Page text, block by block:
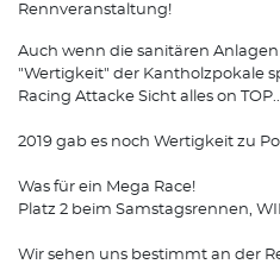
Rennveranstaltung!
Auch wenn die sanitären
"Wertigkeit" der Kantholzpokale
Racing Attacke Sicht alles on
2019 gab es noch Wertigkeit zu
Was für ein Mega Race!
Platz 2 beim Samstagsrennen,
Wir sehen uns bestimmt an der